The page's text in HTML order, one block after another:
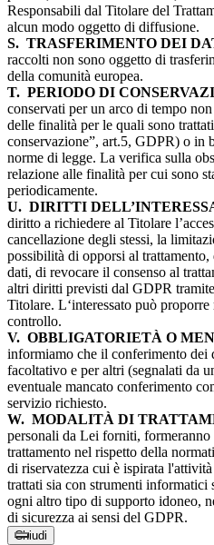
Responsabili dal Titolare del
alcun modo oggetto di diffusione.
S. TRASFERIMENTO DEI
raccolti non sono oggetto di
della comunità europea.
T. PERIODO DI
conservati per un arco di tempo
delle finalità per le quali sono
conservazione”, art.5, GDPR) o in
norme di legge. La verifica sulla
relazione alle finalità per cui sono
periodicamente.
U. DIRITTI
diritto a richiedere al Titolare
cancellazione degli stessi, la
possibilità di opporsi al
dati, di revocare il consenso al
altri diritti previsti dal GDPR
Titolare. L‘interessato può
controllo.
V. OBBLIGATORIETÀ O
informiamo che il conferimento dei
facoltativo e per altri (segnalati da
eventuale mancato conferimento
servizio richiesto.
W. MODALITÀ DI
personali da Lei forniti,
trattamento nel rispetto della
di riservatezza cui è ispirata
trattati sia con strumenti informatici
ogni altro tipo di supporto idoneo,
di sicurezza ai sensi del GDPR.
Chiudi